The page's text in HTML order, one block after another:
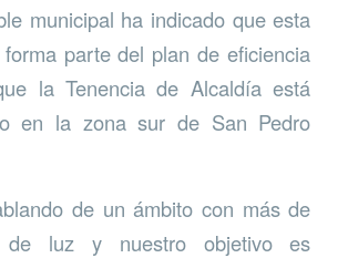
municipal ha indicado que esta
parte del plan de eficiencia
la Tenencia de Alcaldía está
en la zona sur de San Pedro
de un ámbito con más de
de luz y nuestro objetivo es